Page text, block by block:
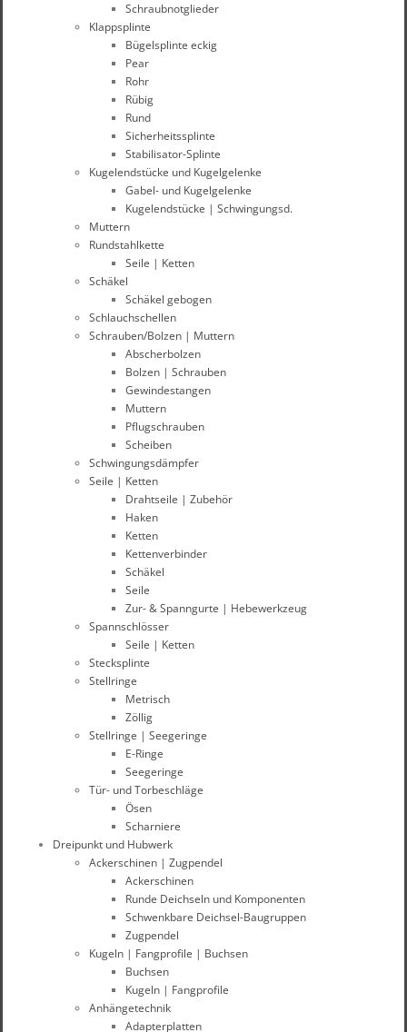
Schraubnotglieder
Klappsplinte
Bügelsplinte eckig
Pear
Rohr
Rübig
Rund
Sicherheitssplinte
Stabilisator-Splinte
Kugelendstücke und Kugelgelenke
Gabel- und Kugelgelenke
Kugelendstücke | Schwingungsd.
Muttern
Rundstahlkette
Seile | Ketten
Schäkel
Schäkel gebogen
Schlauchschellen
Schrauben/Bolzen | Muttern
Abscherbolzen
Bolzen | Schrauben
Gewindestangen
Muttern
Pflugschrauben
Scheiben
Schwingungsdämpfer
Seile | Ketten
Drahtseile | Zubehör
Haken
Ketten
Kettenverbinder
Schäkel
Seile
Zur- & Spanngurte | Hebewerkzeug
Spannschlösser
Seile | Ketten
Stecksplinte
Stellringe
Metrisch
Zöllig
Stellringe | Seegeringe
E-Ringe
Seegeringe
Tür- und Torbeschläge
Ösen
Scharniere
Dreipunkt und Hubwerk
Ackerschinen | Zugpendel
Ackerschinen
Runde Deichseln und Komponenten
Schwenkbare Deichsel-Baugruppen
Zugpendel
Kugeln | Fangprofile | Buchsen
Buchsen
Kugeln | Fangprofile
Anhängetechnik
Adapterplatten